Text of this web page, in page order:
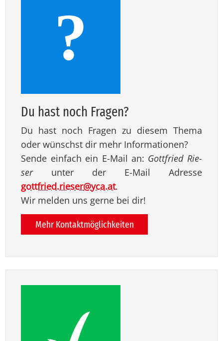
?
Du hast noch Fra­gen?
Du hast noch Fragen zu diesem Thema
oder wünschst dir mehr Informationen?
Sende einfach ein E-Mail an: Gott­fried Rie­
serunter der E-Mail Adresse
gottfried.rieser@yca.at.
Wir melden uns gerne bei dir!
Mehr Kontaktmöglichkeiten